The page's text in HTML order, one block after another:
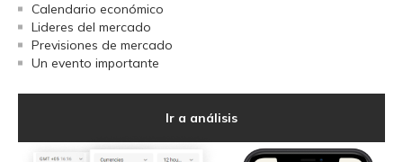
Calendario económico
Lideres del mercado
Previsiones de mercado
Un evento importante
Ir a análisis